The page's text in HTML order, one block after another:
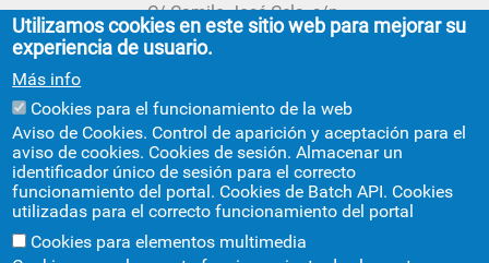
C/ Camilo José Cela, s/n.
Sevilla 41018.
adminfil@us.es
+info
GRADO ESTUDIOS ASIA ORIENTAL
Avda. Ciudad Jardín, 20-222
Centro Internacional de la US
asiaoriental@us.es
954 55 17 40
Utilizamos cookies en este sitio web para mejorar su
experiencia de usuario.
Más info
Cookies para el funcionamiento de la web
Aviso de Cookies. Control de aparición y aceptación para el
aviso de cookies. Cookies de sesión. Almacenar un
identificador único de sesión para el correcto
funcionamiento del portal. Cookies de Batch API. Cookies
utilizadas para el correcto funcionamiento del portal
Cookies para elementos multimedia